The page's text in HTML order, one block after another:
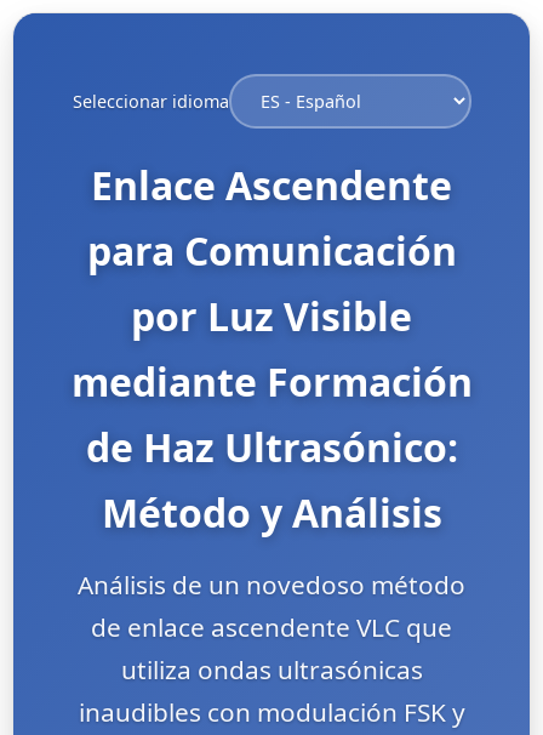
Seleccionar idioma
Enlace Ascendente
para Comunicación
por Luz Visible
mediante Formación
de Haz Ultrasónico:
Método y Análisis
Análisis de un novedoso método
de enlace ascendente VLC que
utiliza ondas ultrasónicas
inaudibles con modulación FSK y